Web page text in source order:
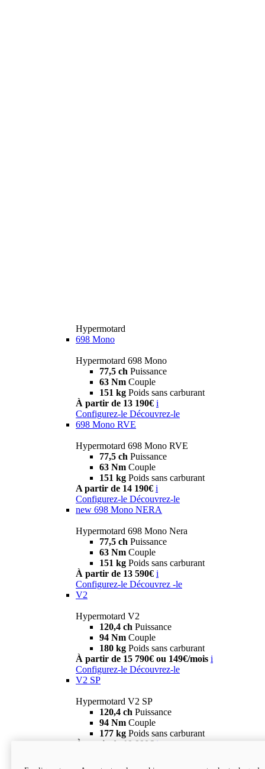
Hypermotard
698 Mono
Hypermotard 698 Mono
77,5 ch Puissance
63 Nm Couple
151 kg Poids sans carburant
À partir de 13 190€ i
Configurez-le Découvrez-le
698 Mono RVE
Hypermotard 698 Mono RVE
77,5 ch Puissance
63 Nm Couple
151 kg Poids sans carburant
A partir de 14 190€ i
Configurez-le Découvrez-le
new 698 Mono NERA
Hypermotard 698 Mono Nera
77,5 ch Puissance
63 Nm Couple
151 kg Poids sans carburant
À partir de 13 590€ i
Configurez-le Découvrez -le
V2
Hypermotard V2
120,4 ch Puissance
94 Nm Couple
180 kg Poids sans carburant
À partir de 15 790€ ou 149€/mois i
Configurez-le Découvrez-le
V2 SP
Hypermotard V2 SP
120,4 ch Puissance
94 Nm Couple
177 kg Poids sans carburant
À partir de 19 990€ i
new
V2 SP 100